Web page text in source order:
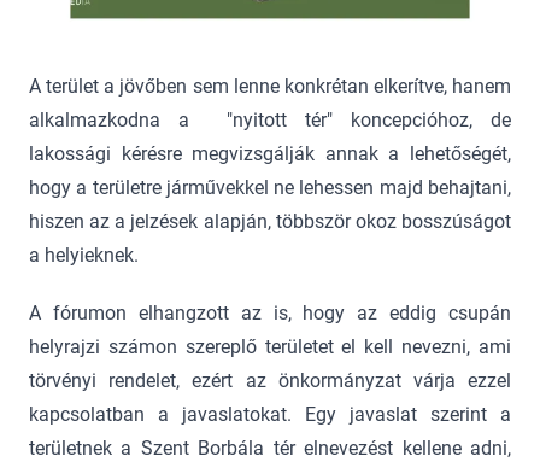
A terület a jövőben sem lenne konkrétan elkerítve, hanem
alkalmazkodna a "nyitott tér" koncepcióhoz, de
lakossági kérésre megvizsgálják annak a lehetőségét,
hogy a területre járművekkel ne lehessen majd behajtani,
hiszen az a jelzések alapján, többször okoz bosszúságot
a helyieknek.
A fórumon elhangzott az is, hogy az eddig csupán
helyrajzi számon szereplő területet el kell nevezni, ami
törvényi rendelet, ezért az önkormányzat várja ezzel
kapcsolatban a javaslatokat. Egy javaslat szerint a
területnek a Szent Borbála tér elnevezést kellene adni,